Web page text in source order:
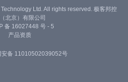
Ltd. All rights reserved. 极客邦控
北京）有限公司
备 16027448 号 - 5
产品资质
安备 11010502039052号